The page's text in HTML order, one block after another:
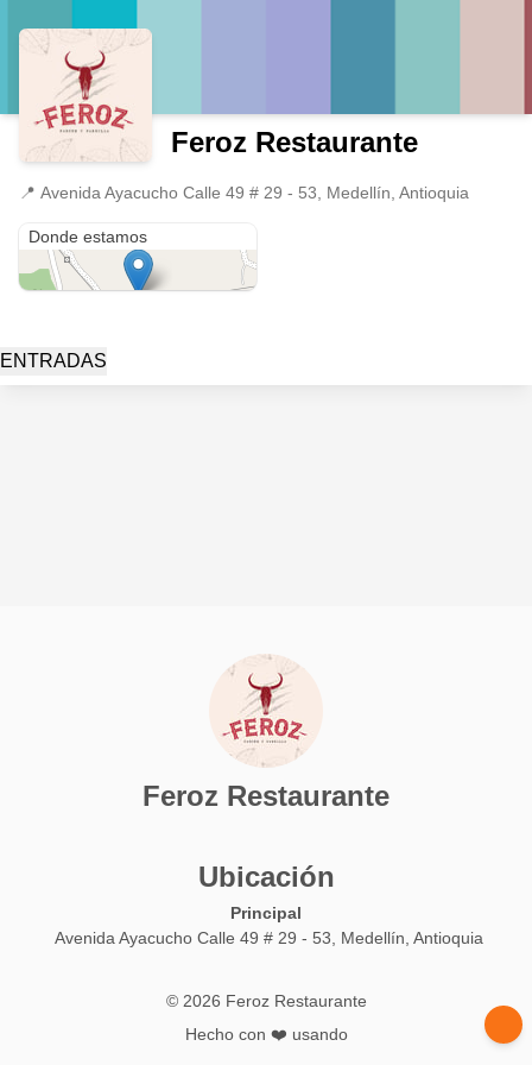
Feroz Restaurante
📍 Avenida Ayacucho Calle 49 # 29 - 53, Medellín, Antioquia
Donde estamos
ENTRADAS
Feroz Restaurante
Ubicación
Principal
Avenida Ayacucho Calle 49 # 29 - 53, Medellín, Antioquia
© 2026 Feroz Restaurante
Hecho con ❤️ usando